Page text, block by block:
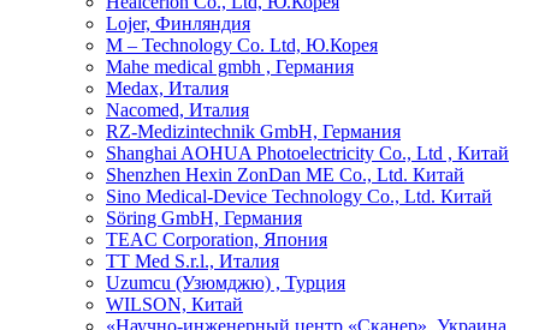
Lojer, Финляндия
M – Technology Co. Ltd, Ю.Корея
Mahe medical gmbh , Германия
Medax, Италия
Nacomed, Италия
RZ-Medizintechnik GmbH, Германия
Shanghai AOHUA Photoelectricity Co., Ltd , Китай
Shenzhen Hexin ZonDan ME Co., Ltd. Китай
Sino Medical-Device Technology Со., Ltd. Китай
Söring GmbH, Германия
TEAC Corporation, Япония
TT Med S.r.l., Италия
Uzumcu (Узюмджю) , Турция
WILSON, Китай